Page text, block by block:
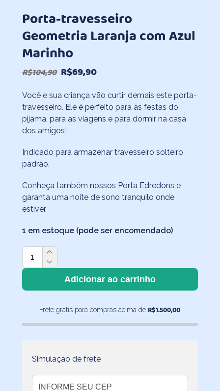
Porta-travesseiro
Geometria Laranja com Azul
Marinho
R$104,90 O
original
era:
R$104,90.
R$69,90O
atual
é:
Você e sua criança vão curtir demais este porta-
travesseiro. Ele é perfeito para as festas do
pijama, para as viagens e para dormir na casa
dos amigos!
Indicado para armazenar travesseiro solteiro
padrão.
Conheça também nossos Porta Edredons e
garanta uma noite de sono tranquilo onde
estiver.
1 em estoque (pode ser encomendado)
Porta-
travesseiro
Laranja
Marinho
Adicionar ao carrinho
Frete grátis para compras acima de R$1.500,00
Simulação de frete